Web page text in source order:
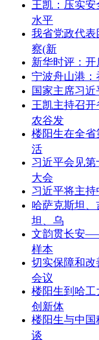
王凯：压实
水平
我省党政代
察(新
新华时评：
宁波舟山港
国家主席习
王凯主持召
农谷发
楼阳生在全省
活
习近平会见
大会
习近平将主
哈萨克斯坦
坦、乌
文韵贯长安
样本
切实保障和
会议
楼阳生到哈工
创新体
楼阳生与中
谈